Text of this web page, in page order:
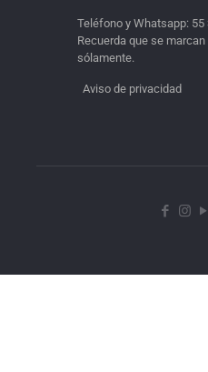
Teléfono y Whatsapp: 55
Recuerda que se
sólamente.
Aviso de privacidad